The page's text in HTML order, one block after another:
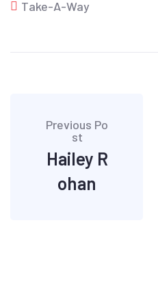
Take-A-Way
Previous Po
st
Hailey R
ohan